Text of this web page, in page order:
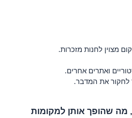
מצוין לחנות מזכרות.
ואתרים אחרים.
לחקור את המדבר.
מה שהופך אותן למקומות